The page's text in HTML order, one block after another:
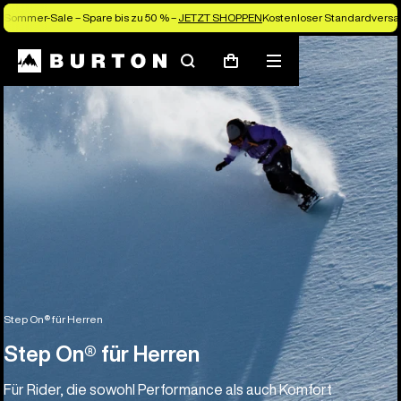
Sommer-Sale – Spare bis zu 50 % – JETZT SHOPPENKostenloser
SuchenWarenkorb
Menü
Step On® für Herren
Step On® für Herren
Für Rider, die sowohl Performance als auch Komfort